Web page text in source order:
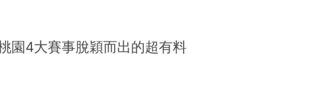
園4大賽事脫穎而出的超有料